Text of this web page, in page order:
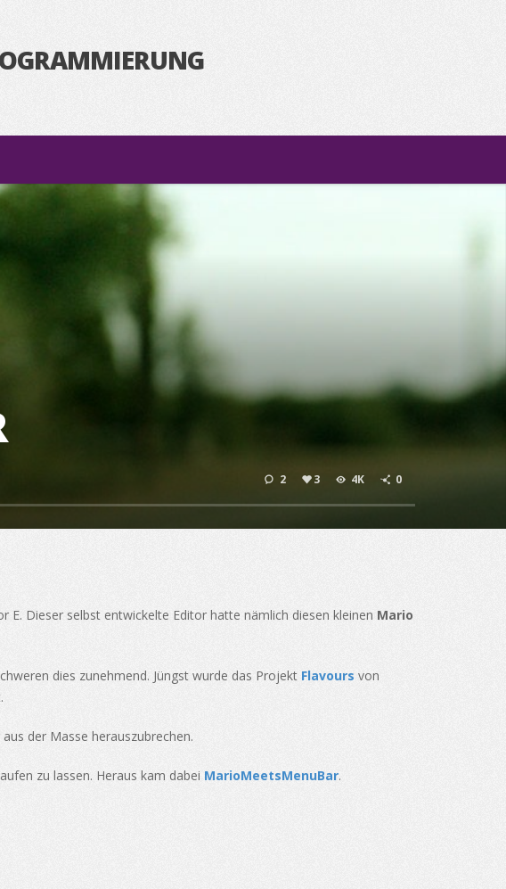
2 3 4K 0
E. Dieser selbst entwickelte Editor hatte nämlich diesen kleinen Mario
dies zunehmend. Jüngst wurde das Projekt Flavours von
der Masse herauszubrechen.
zu lassen. Heraus kam dabei MarioMeetsMenuBar.